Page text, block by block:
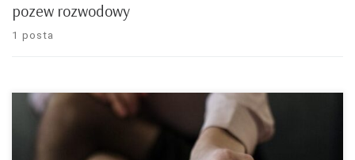
pozew rozwodowy
1 posta
Sądy od kilku lat działają znacznie wolniej, Covid pogorszył